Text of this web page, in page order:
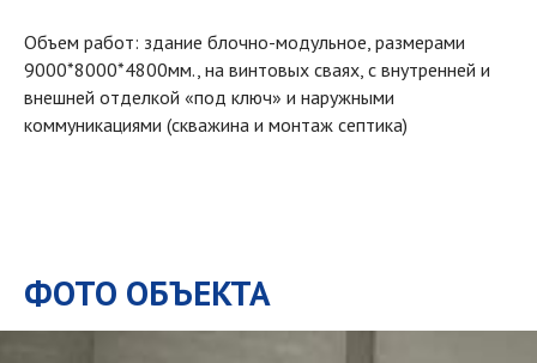
Объем работ: здание блочно-модульное, размерами
9000*8000*4800мм., на винтовых сваях, с внутренней и
внешней отделкой «под ключ» и наружными
коммуникациями (скважина и монтаж септика)
ФОТО ОБЪЕКТА